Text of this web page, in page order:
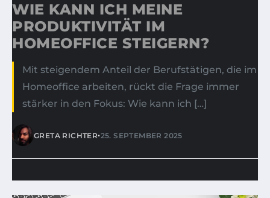
WIE KANN ICH MEINE
PRODUKTIVITÄT IM
HOMEOFFICE STEIGERN?
Mit steigendem Anteil der Berufstätigen, die im
Homeoffice arbeiten, rückt die Frage immer
stärker in den Fokus: Wie kann ich […]
GRETA RICHTER•25. SEPTEMBER 2025